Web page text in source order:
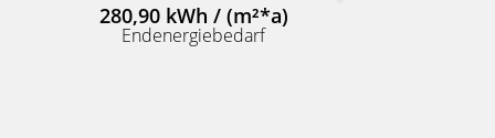
280,90 kWh / (m²*a)
Endenergiebedarf